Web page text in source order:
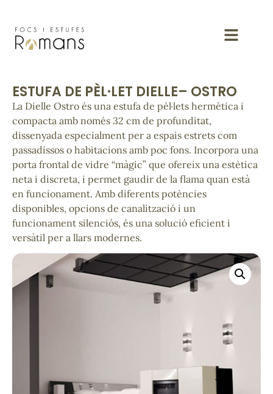
ESTUFA DE PÈL·LET DIELLE– OSTRO
La Dielle Ostro és una estufa de pèl·lets hermètica i
compacta amb només 32 cm de profunditat,
dissenyada especialment per a espais estrets com
passadissos o habitacions amb poc fons. Incorpora una
porta frontal de vidre “màgic” que ofereix una estètica
neta i discreta, i permet gaudir de la flama quan està
en funcionament. Amb diferents potències
disponibles, opcions de canalització i un
funcionament silenciós, és una solució eficient i
versàtil per a llars modernes.